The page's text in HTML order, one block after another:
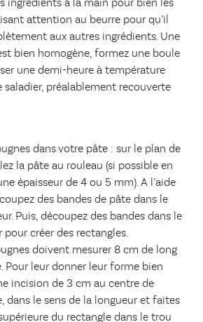
ingrédients à la main pour bien les
attention au beurre pour qu’il
aux autres ingrédients. Une
bien homogène, formez une boule
une demi-heure à température
saladier, préalablement recouverte
dans votre pâte : sur le plan de
la pâte au rouleau (si possible en
épaisseur de 4 ou 5 mm). A l’aide
des bandes de pâte dans le
Puis, découpez des bandes dans le
pour créer des rectangles.
doivent mesurer 8 cm de long
Pour leur donner leur forme bien
incision de 3 cm au centre de
dans le sens de la longueur et faites
du rectangle dans le trou